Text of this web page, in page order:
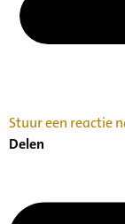
Stuur een reactie
Delen